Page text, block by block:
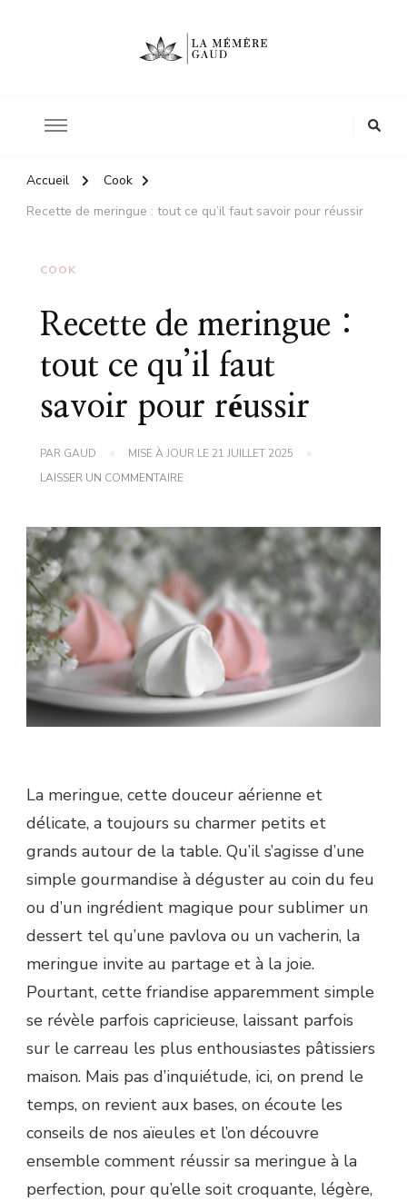
Accueil
Cook
Recette de meringue : tout ce qu’il faut savoir pour réussir
COOK
Recette de meringue :
tout ce qu’il faut
savoir pour réussir
PAR GAUD MISE À JOUR LE 21 JUILLET 2025
LAISSER UN COMMENTAIRESUR
MERINGUE
CE
QU’IL
FAUT
SAVOIR
POUR
RÉUSSIR
La meringue, cette douceur aérienne et
délicate, a toujours su charmer petits et
grands autour de la table. Qu’il s’agisse d’une
simple gourmandise à déguster au coin du feu
ou d’un ingrédient magique pour sublimer un
dessert tel qu’une pavlova ou un vacherin, la
meringue invite au partage et à la joie.
Pourtant, cette friandise apparemment simple
se révèle parfois capricieuse, laissant parfois
sur le carreau les plus enthousiastes pâtissiers
maison. Mais pas d’inquiétude, ici, on prend le
temps, on revient aux bases, on écoute les
conseils de nos aïeules et l’on découvre
ensemble comment réussir sa meringue à la
perfection, pour qu’elle soit croquante, légère,